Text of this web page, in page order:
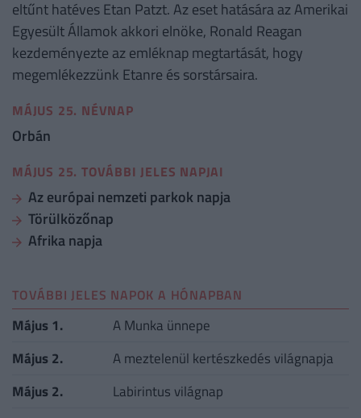
eltűnt hatéves Etan Patzt. Az eset hatására az Amerikai
Egyesült Államok akkori elnöke, Ronald Reagan
kezdeményezte az emléknap megtartását, hogy
megemlékezzünk Etanre és sorstársaira.
MÁJUS 25. NÉVNAP
Orbán
MÁJUS 25. TOVÁBBI JELES NAPJAI
Az európai nemzeti parkok napja
Törülközőnap
Afrika napja
TOVÁBBI JELES NAPOK A HÓNAPBAN
Május 1.
A Munka ünnepe
Május 2.
A meztelenül kertészkedés világnapja
Május 2.
Labirintus világnap